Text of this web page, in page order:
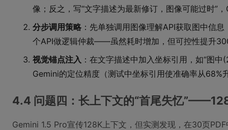
像；反之，写“文字描述为最新修订，图像可能过时”
分步调用策略 ：先单独调用图像理解API获取图中信
个API做逻辑仲裁——虽然耗时增加，但可控性提升
视觉锚点注入 ：在文字描述中加入坐标引用，如“图
Gemini的定位精度（测试中坐标引用使准确率从68%
4.4 问题四：长上下文的“首尾失忆
Gemini 1.5 Pro宣传128K上下文，但实测发现，在30页